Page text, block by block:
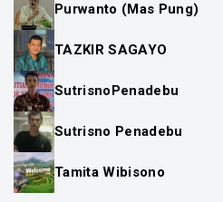
Purwanto (Mas Pung)
TAZKIR SAGAYO
SutrisnoPenadebu
Sutrisno Penadebu
Tamita Wibisono